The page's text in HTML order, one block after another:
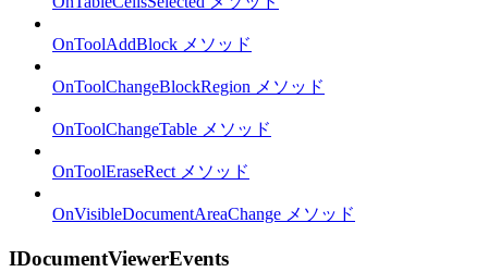
OnToolAddBlock メソッド
OnToolChangeBlockRegion メソッド
OnToolChangeTable メソッド
OnToolEraseRect メソッド
OnVisibleDocumentAreaChange メソッド
IDocumentViewerEvents